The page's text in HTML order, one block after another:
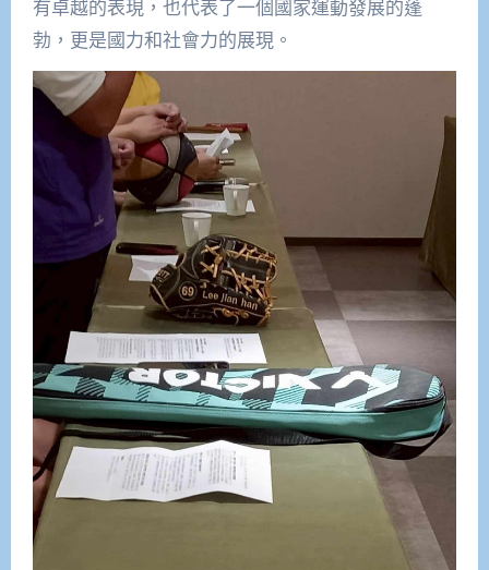
有卓越的表現，也代表了一個國家運動發展的蓬
勃，更是國力和社會力的展現。